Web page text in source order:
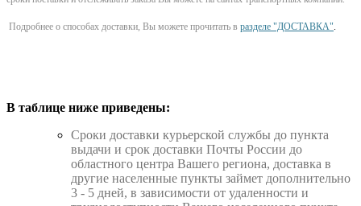
Подробнее о способах доставки, Вы можете прочитать в разделе "ДОСТАВКА"
В таблице ниже приведены:
Cроки доставки курьерской службы до пункта
выдачи и срок доставки Почты России до
областного центра Вашего региона, доставка в
другие населенные пункты займет дополнительно
3 - 5 дней, в зависимости от удаленности и